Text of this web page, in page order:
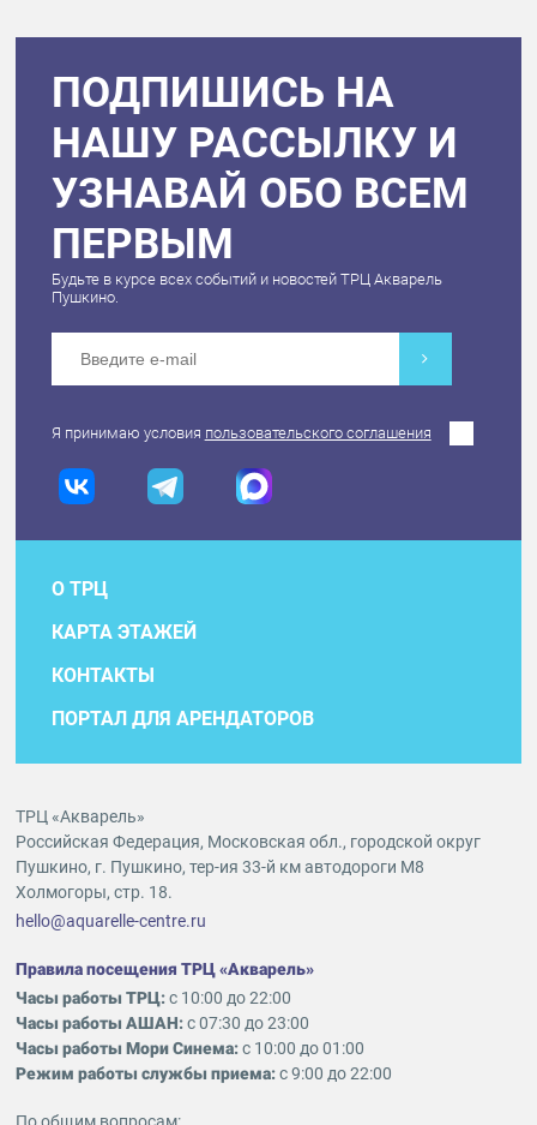
ПОДПИШИСЬ НА
НАШУ РАССЫЛКУ И
УЗНАВАЙ ОБО ВСЕМ
ПЕРВЫМ
Будьте в курсе всех событий и новостей ТРЦ Акварель
Пушкино.
Я принимаю условия пользовательского соглашения
О ТРЦ
КАРТА ЭТАЖЕЙ
КОНТАКТЫ
ПОРТАЛ ДЛЯ АРЕНДАТОРОВ
ТРЦ «Акварель»
Российская Федерация, Московская обл., городской округ
Пушкино, г. Пушкино, тер-ия 33-й км автодороги М8
Холмогоры, стр. 18.
hello@aquarelle-centre.ru
Правила посещения ТРЦ «Акварель»
Часы работы ТРЦ:с 10:00 до 22:00
Часы работы АШАН:с 07:30 до 23:00
Часы работы Мори Синема:с 10:00 до 01:00
Режим работы службы приема:с 9:00 до 22:00